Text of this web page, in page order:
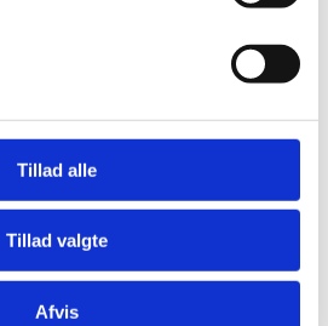
Tillad alle
Tillad valgte
Afvis